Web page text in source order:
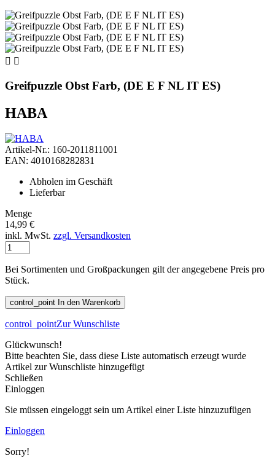
 
Greifpuzzle Obst Farb, (DE E F NL IT ES)
HABA
Artikel-Nr.: 160-2011811001
EAN: 4010168282831
Abholen im Geschäft
Lieferbar
Menge
14,99 €
inkl. MwSt. zzgl. Versandkosten
Bei Sortimenten und Großpackungen gilt der angegebene Preis pro
Stück.
control_point In den Warenkorb
control_pointZur Wunschliste
Glückwunsch!
Bitte beachten Sie, dass diese Liste automatisch erzeugt wurde
Artikel zur Wunschliste hinzugefügt
Schließen
Einloggen
Sie müssen eingeloggt sein um Artikel einer Liste hinzuzufügen
Einloggen
Sorry!